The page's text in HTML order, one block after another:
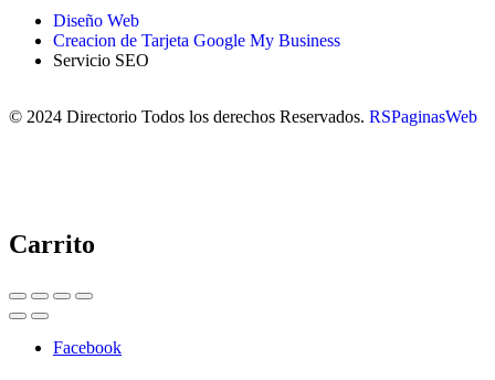
Diseño Web
Creacion de Tarjeta Google My Business
Servicio SEO
© 2024 Directorio Todos los derechos Reservados. RSPaginasWeb
Carrito
Facebook